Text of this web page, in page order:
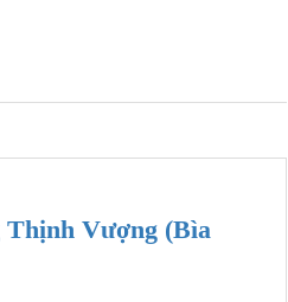
Thịnh Vượng (Bìa